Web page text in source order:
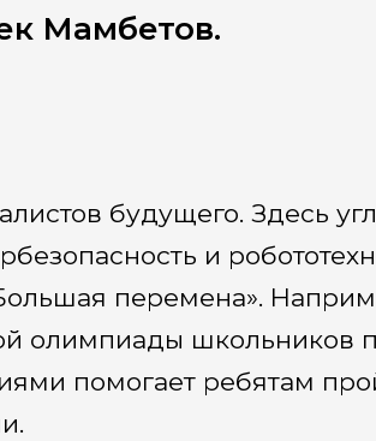
Мамбетов.
будущего. Здесь
и
перемена».
олимпиады школьников
помогает ребятам